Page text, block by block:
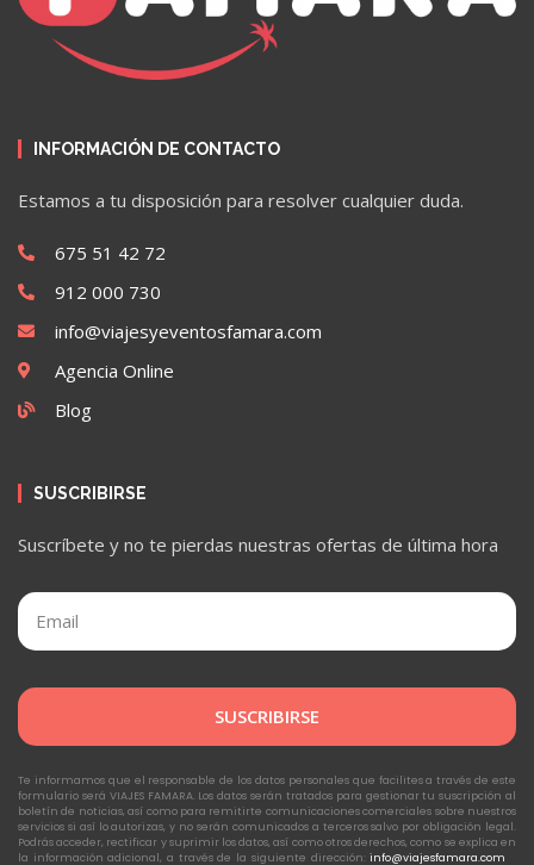
INFORMACIÓN DE CONTACTO
Estamos a tu disposición para resolver cualquier duda.
675 51 42 72
912 000 730
info@viajesyeventosfamara.com
Agencia Online
Blog
SUSCRIBIRSE
Suscríbete y no te pierdas nuestras ofertas de última hora
SUSCRIBIRSE
Te informamos que el responsable de los datos personales que facilites a través de este
formulario será VIAJES FAMARA. Los datos serán tratados para gestionar tu suscripción al
boletín de noticias, así como para remitirte comunicaciones comerciales sobre nuestros
servicios si así lo autorizas, y no serán comunicados a terceros salvo por obligación legal.
Podrás acceder, rectificar y suprimir los datos, así como otros derechos, como se explica en
la información adicional, a través de la siguiente dirección:info@viajesfamara.com